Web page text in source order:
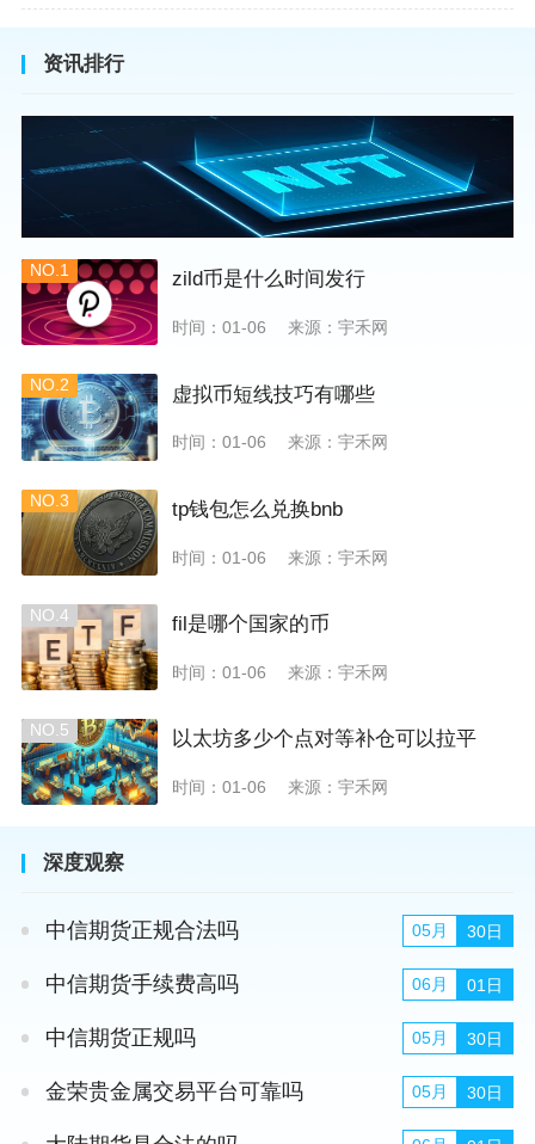
资讯排行
NO.1 zild币是什么时间发行
时间：01-06 来源：宇禾网
NO.2 虚拟币短线技巧有哪些
时间：01-06 来源：宇禾网
NO.3 tp钱包怎么兑换bnb
时间：01-06 来源：宇禾网
NO.4 fil是哪个国家的币
时间：01-06 来源：宇禾网
NO.5 以太坊多少个点对等补仓可以拉平
时间：01-06 来源：宇禾网
深度观察
中信期货正规合法吗 05月 30日
中信期货手续费高吗 06月 01日
中信期货正规吗 05月 30日
金荣贵金属交易平台可靠吗 05月 30日